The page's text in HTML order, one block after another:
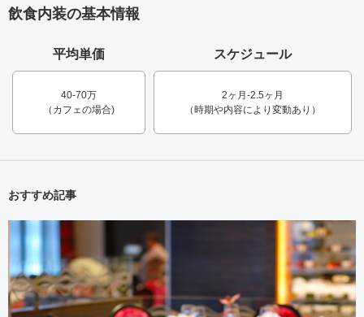
飲食内装の基本情報
平均単価
40-70万
（カフェの場合)
スケジュール
2ヶ月-2.5ヶ月
（時期や内容により変動あり）
おすすめ記事